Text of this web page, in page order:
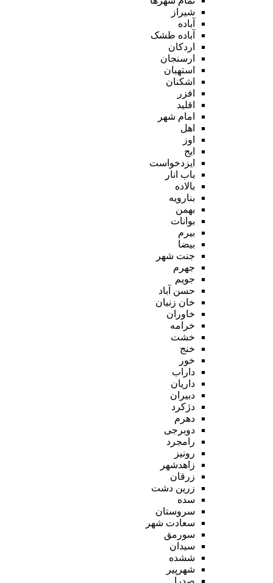
شیراز
آباده
آباده طشک
اردکان
ارسنجان
استهبان
اشکنان
افزر
اقلید
امام شهر
اهل
اوز
ایج
ایزدخواست
باب انار
بالاده
بنارویه
بهمن
بوانات
بیرم
بیضا
جنت شهر
جهرم
جویم
حسن آباد
خان زنیان
خاوران
خرامه
خشت
خنج
خور
داراب
داریان
دبیران
دژکرد
دهرم
دوبرجی
رامجرد
رونیز
زاهدشهر
زرقان
زرین دشت
سده
سروستان
سعادت شهر
سورمق
سیدان
ششده
شهرپیر
صدرا